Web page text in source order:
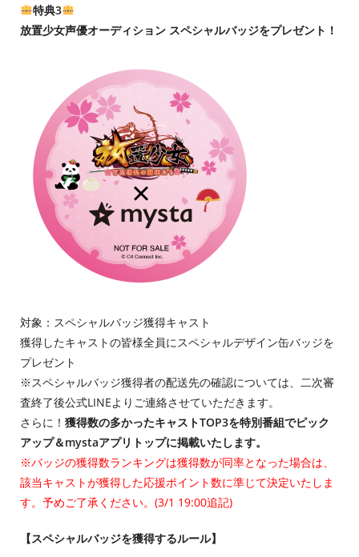
特典3
放置少女声優オーディション スペシャルバッジをプレゼント！
対象：スペシャルバッジ獲得キャスト
獲得したキャストの皆様全員にスペシャルデザイン缶バッジを
プレゼント
※スペシャルバッジ獲得者の配送先の確認については、二次審
査終了後公式LINEよりご連絡させていただきます。
さらに！ 獲得数の多かったキャストTOP3を特別番組でピック
アップ＆mystaアプリトップに掲載いたします。
※バッジの獲得数ランキングは獲得数が同率となった場合は、
該当キャストが獲得した応援ポイント数に準じて決定いたしま
す。予めご了承ください。(3/1 19:00追記)
【スペシャルバッジを獲得するルール】